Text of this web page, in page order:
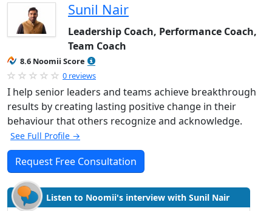
Sunil Nair
Leadership Coach, Performance Coach,
Team Coach
8.6 Noomii Score
0 reviews
I help senior leaders and teams achieve breakthrough
results by creating lasting positive change in their
behaviour that others recognize and acknowledge.
See Full Profile →
Request Free Consultation
Listen to Noomii's interview with Sunil Nair